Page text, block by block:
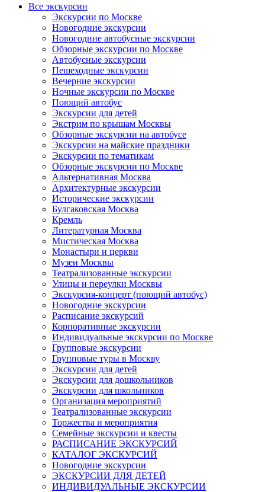
Все экскурсии
Экскурсии по Москве
Новогодние экскурсии
Новогодние автобусные экскурсии
Обзорные экскурсии по Москве
Автобусные экскурсии
Пешеходные экскурсии
Вечерние экскурсии
Ночные экскурсии по Москве
Поющий автобус
Экскурсии для детей
Экстрим по крышам Москвы
Обзорные экскурсии на автобусе
Экскурсии на майские праздники
Экскурсии по тематикам
Обзорные экскурсии по Москве
Альтернативная Москва
Архитектурные экскурсии
Исторические экскурсии
Булгаковская Москва
Кремль
Литературная Москва
Мистическая Москва
Монастыри и церкви
Музеи Москвы
Театрализованные экскурсии
Улицы и переулки Москвы
Экскурсия-концерт (поющий автобус)
Новогодние экскурсии
Расписание экскурсий
Корпоративные экскурсии
Индивидуальные экскурсии по Москве
Групповые экскурсии
Групповые туры в Москву
Экскурсии для детей
Экскурсии для дошкольников
Экскурсии для школьников
Организация мероприятий
Театрализованные экскурсии
Торжества и мероприятия
Семейные экскурсии и квесты
РАСПИСАНИЕ ЭКСКУРСИЙ
КАТАЛОГ ЭКСКУРСИЙ
Новогодние экскурсии
ЭКСКУРСИИ ДЛЯ ДЕТЕЙ
ИНДИВИДУАЛЬНЫЕ ЭКСКУРСИИ